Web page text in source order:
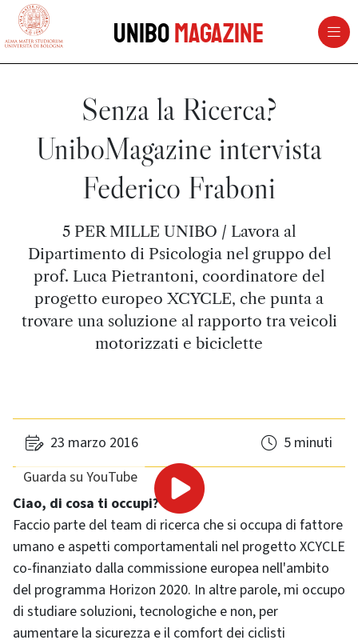
vai al contenuto della pagina
UniboMagazine
Senza la Ricerca?
UniboMagazine intervista
Federico Fraboni
5 PER MILLE UNIBO / Lavora al
Dipartimento di Psicologia nel gruppo del
prof. Luca Pietrantoni, coordinatore del
progetto europeo XCYCLE, che punta a
trovare una soluzione al rapporto tra veicoli
motorizzati e biciclette
23 marzo 2016
5 minuti
Guarda su YouTube
Ciao, di cosa ti occupi?
Faccio parte del team di ricerca che si occupa di fattore
umano e aspetti comportamentali nel progetto XCYCLE
co-finanziato dalla commissione europea nell'ambito
del programma Horizon 2020. In altre parole, mi occupo
di studiare soluzioni, tecnologiche e non, per
aumentare la sicurezza e il comfort dei ciclisti